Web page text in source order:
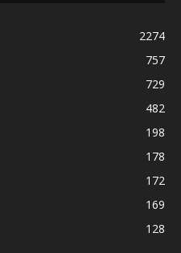
2274
757
729
482
198
178
172
169
128